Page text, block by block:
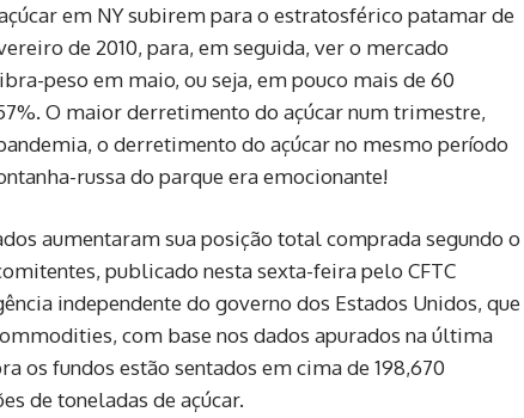
em NY subirem para o estratosférico patamar de
de 2010, para, em seguida, ver o mercado
peso em maio, ou seja, em pouco mais de 60
O maior derretimento do açúcar num trimestre,
o derretimento do açúcar no mesmo período
russa do parque era emocionante!
aumentaram sua posição total comprada segundo o
publicado nesta sexta-feira pelo CFTC
independente do governo dos Estados Unidos, que
com base nos dados apurados na última
os fundos estão sentados em cima de 198,670
de toneladas de açúcar.